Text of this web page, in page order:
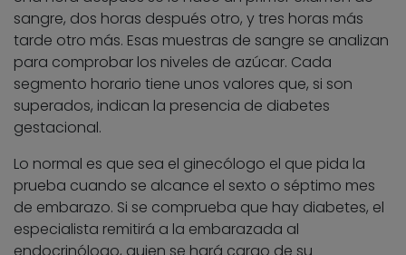
sangre, dos horas después otro, y tres horas más
tarde otro más. Esas muestras de sangre se analizan
para comprobar los niveles de azúcar. Cada
segmento horario tiene unos valores que, si son
superados, indican la presencia de diabetes
gestacional.
Lo normal es que sea el ginecólogo el que pida la
prueba cuando se alcance el sexto o séptimo mes
de embarazo. Si se comprueba que hay diabetes, el
especialista remitirá a la embarazada al